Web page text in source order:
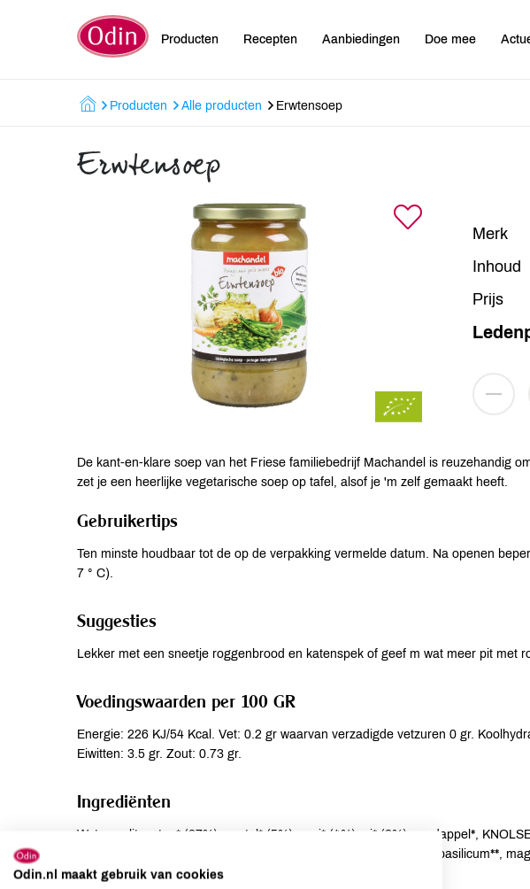
Producten Recepten Aanbiedingen Doe mee
Producten Alle producten Erwtensoep
Erwtensoep
Merk
Inhoud
Prijs
De kant-en-klare soep van het Friese familiebedrijf Machandel is reuzehandig
zet je een heerlijke vegetarische soep op tafel, alsof je 'm zelf gemaakt heeft.
Gebruikertips
Ten minste houdbaar tot de op de verpakking vermelde datum. Na openen
7 ° C).
Suggesties
Lekker met een sneetje roggenbrood en katenspek of geef m wat meer pit met
Voedingswaarden per 100 GR
Energie: 226 KJ/54 Kcal. Vet: 0.2 gr waarvan verzadigde vetzuren 0 gr.
Eiwitten: 3.5 gr. Zout: 0.73 gr.
Ingrediënten
Water, spliterwten* (27%), wortel* (5%), prei* (4%), ui* (3%), aardappel*,
uipoeder*, SELDERIJBLAD*, peterselie*, laurier*, zwarte peper*, basilicum**,
Odin.nl maakt gebruik van cookies